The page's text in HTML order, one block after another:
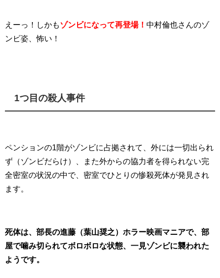
えーっ！しかもゾンビになって再登場！ 中村倫也さんのゾ
ンビ姿、怖い！
1つ目の殺人事件
ペンションの1階がゾンビに占拠されて、外には一切出られ
ず（ゾンビだらけ）、また外からの協力者を得られない完
全密室の状況の中で、密室でひとりの惨殺死体が発見され
ます。
死体は、部長の進藤（葉山奨之）ホラー映画マニアで、部
屋で噛み切られてボロボロな状態、一見ゾンビに襲われた
ようです。